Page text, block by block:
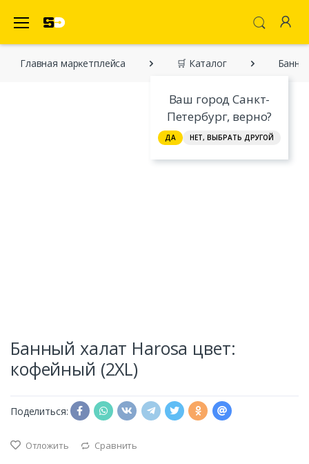
Ваш город Санкт-
Петербург, верно?
ДА НЕТ, ВЫБРАТЬ ДРУГОЙ
Главная марĸетплейса 🛒 Каталог
Банный халат Harosa цвет:
кофейный (2XL)
Поделиться:
Отложить Сравнить